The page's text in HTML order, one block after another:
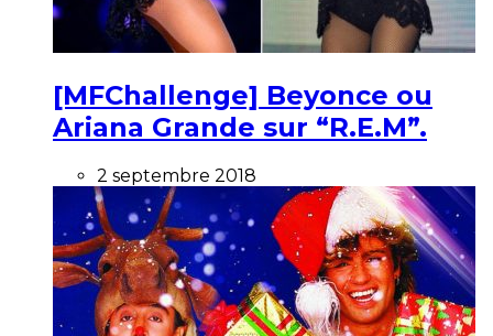
[MFChallenge] Beyonce ou
Ariana Grande sur “R.E.M”.
2 septembre 2018